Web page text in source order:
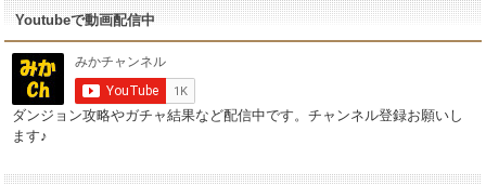
Youtubeで動画配信中
ダンジョン攻略やガチャ結果など配信中です。チャンネル登録お願いし
ます♪